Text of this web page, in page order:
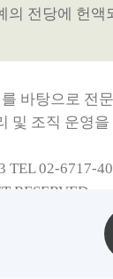
의 전당에 헌
바탕으로 전
및 조직 운영
TEL 02-6717-
RESERVED